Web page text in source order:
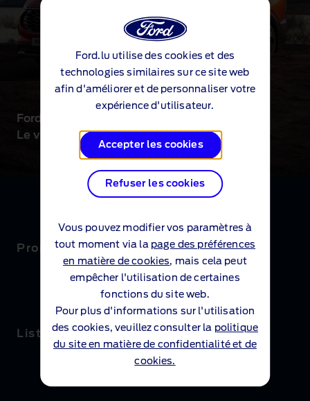
Ford Tourneo
Le véhicule récréatif ultime
Promotions
Liste de prix
Ford.lu utilise des cookies et des
technologies similaires sur ce site web
afin d'améliorer et de personnaliser votre
expérience d'utilisateur.
Accepter les cookies
Refuser les cookies
Vous pouvez modifier vos paramètres à
tout moment via la page des préférences
en matière de cookies, mais cela peut
empêcher l'utilisation de certaines
fonctions du site web.
Pour plus d'informations sur l'utilisation
des cookies, veuillez consulter la politique
du site en matière de confidentialité et de
cookies.